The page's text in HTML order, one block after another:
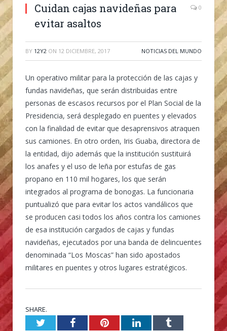
Cuidan cajas navideñas para
evitar asaltos
0
BY 12Y2 ON 12 DICIEMBRE, 2017 NOTICIAS DEL MUNDO
Un operativo militar para la protección de las cajas y
fundas navideñas, que serán distribuidas entre
personas de escasos recursos por el Plan Social de la
Presidencia, será desplegado en puentes y elevados
con la finalidad de evitar que desaprensivos atraquen
sus camiones. En otro orden, Iris Guaba, directora de
la entidad, dijo además que la institución sustituirá
los anafes y el uso de leña por estufas de gas
propano en 110 mil hogares, los que serán
integrados al programa de bonogas. La funcionaria
puntualizó que para evitar los actos vandálicos que
se producen casi todos los años contra los camiones
de esa institución cargados de cajas y fundas
navideñas, ejecutados por una banda de delincuentes
denominada “Los Moscas” han sido apostados
militares en puentes y otros lugares estratégicos.
SHARE.
TwitterFacebookPinterestLinkedInTumblr